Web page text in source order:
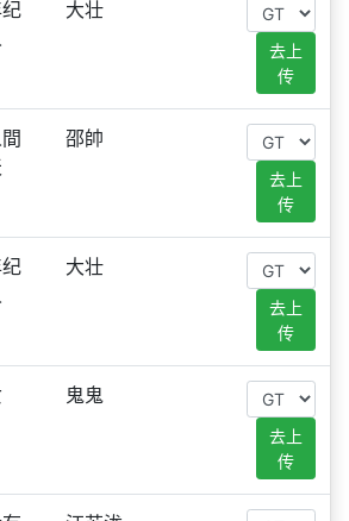
大壮
去上
传
邵帥
去上
传
大壮
去上
传
鬼鬼
去上
传